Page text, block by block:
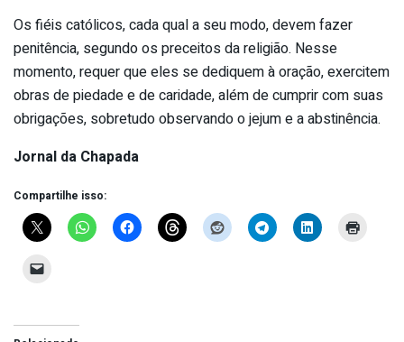
Os fiéis católicos, cada qual a seu modo, devem fazer
penitência, segundo os preceitos da religião. Nesse
momento, requer que eles se dediquem à oração, exercitem
obras de piedade e de caridade, além de cumprir com suas
obrigações, sobretudo observando o jejum e a abstinência.
Jornal da Chapada
Compartilhe isso: